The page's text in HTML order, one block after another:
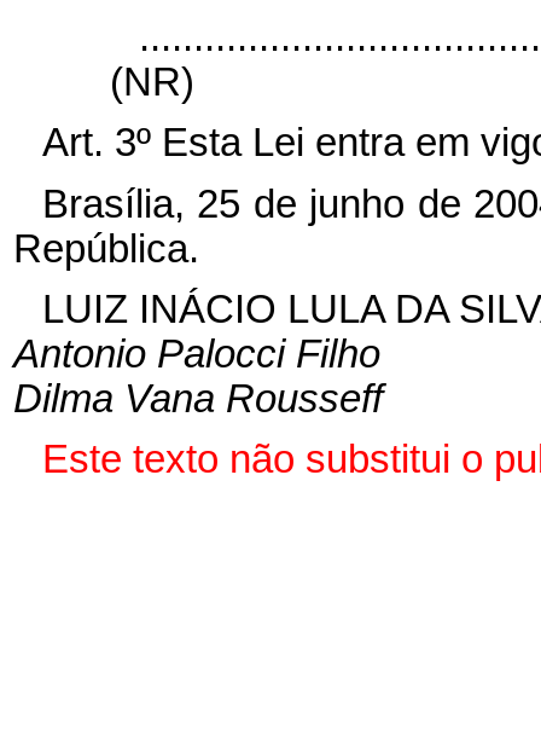
(NR)
Art. 3º Esta Lei entra em
Brasília, 25 de junho de
República.
LUIZ INÁCIO LULA DA
Antonio Palocci Filho
Dilma Vana Rousseff
Este texto não substitui o